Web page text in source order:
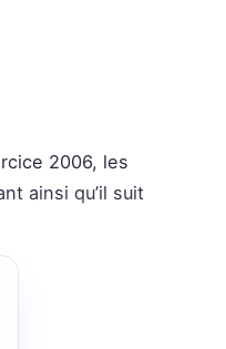
2006, les
ainsi qu’il suit